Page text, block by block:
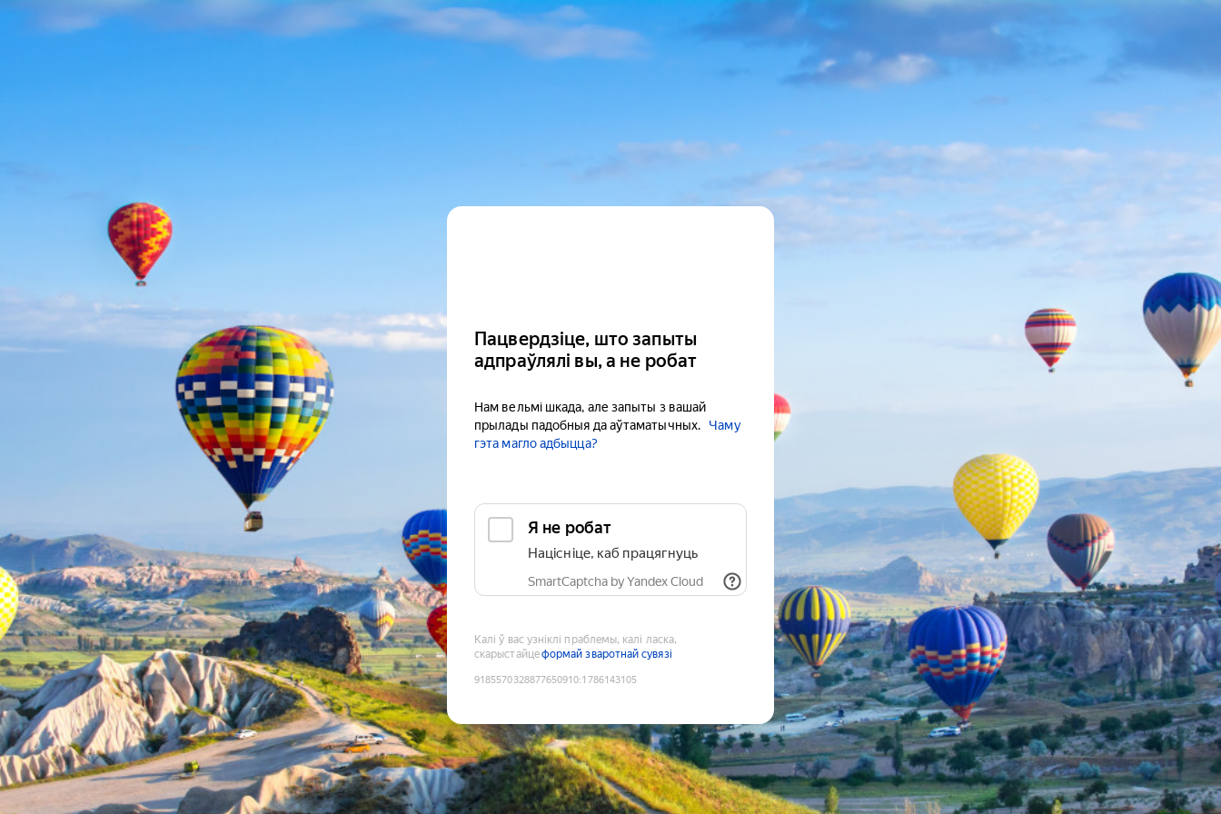
Пацвердзіце, што запыты
адпраўлялі вы, а не робат
Нам вельмі шкада, але запыты з вашай
прылады падобныя да аўтаматычных.
Чаму
гэта магло адбыцца?
Я не робат
Націсніце, каб працягнуць
SmartCaptcha by Yandex Cloud
Калі ў вас узніклі праблемы, калі ласка,
скарыстайцеформай зваротнай сувязі
9185570328877650910:1786143105